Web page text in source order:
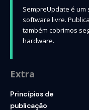
SempreUpdate é um
software livre.
também cobrimos
hardware.
Extra
Princípios de
publicação